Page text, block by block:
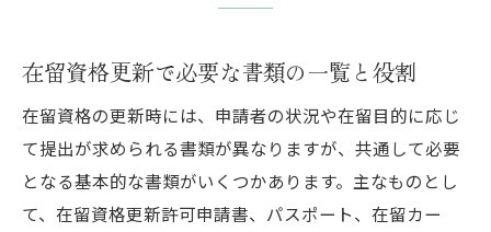
在留資格更新で必要な書類の一覧と役割
在留資格の更新時には、申請者の状況や在留目的に応じ
て提出が求められる書類が異なりますが、共通して必要
となる基本的な書類がいくつかあります。主なものとし
て、在留資格更新許可申請書、パスポート、在留カー